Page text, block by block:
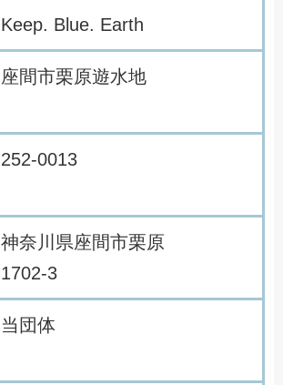
Keep. Blue. Earth
座間市栗原遊水地
252-0013
神奈川県座間市栗原
1702-3
当団体